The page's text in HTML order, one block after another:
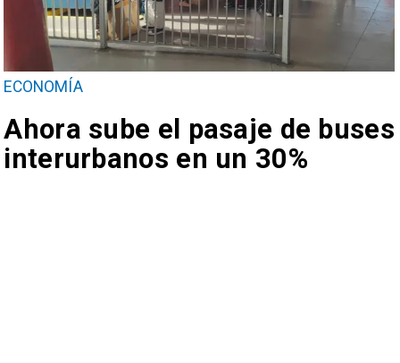
ECONOMÍA
Ahora sube el pasaje de buses
interurbanos en un 30%